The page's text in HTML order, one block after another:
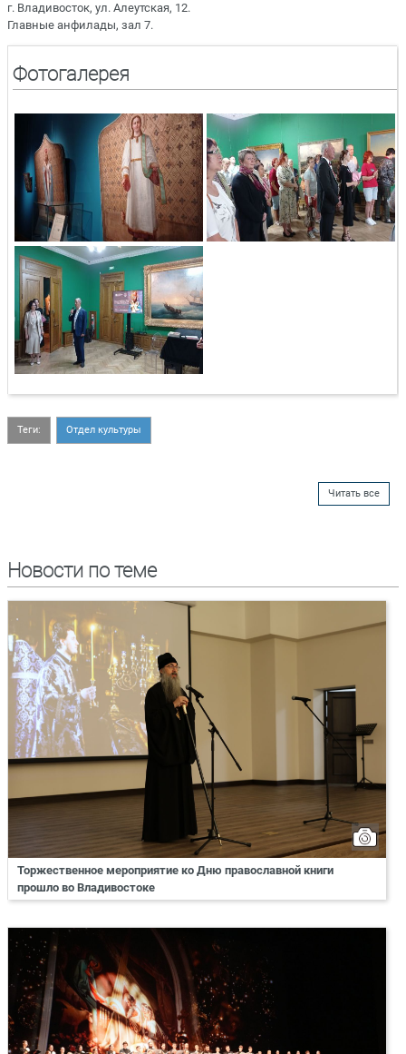
г. Владивосток, ул. Алеутская, 12.
Главные анфилады, зал 7.
Фотогалерея
Теги: Отдел культуры
Читать все
Новости по теме
Торжественное мероприятие ко Дню православной книги
прошло во Владивостоке